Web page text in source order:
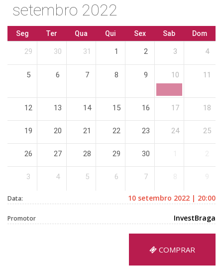
setembro 2022
Seg Ter Qua Qui Sex Sab Dom
29 30 31 1 2 3 4
5 6 7 8 9 10 11
12 13 14 15 16 17 18
19 20 21 22 23 24 25
26 27 28 29 30
3 4 5 6 7
Data: 10 setembro 2022 | 20:00
Promotor InvestBraga
COMPRAR